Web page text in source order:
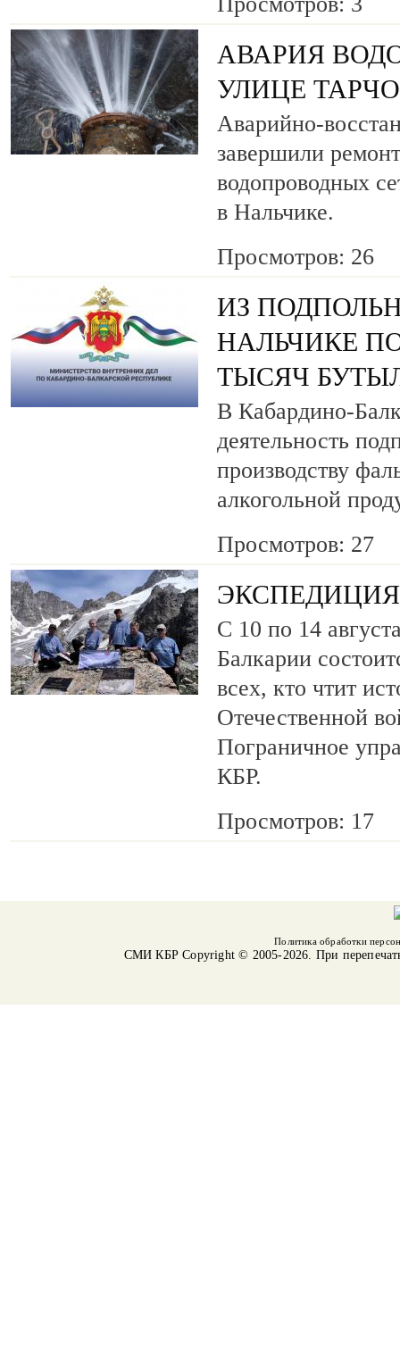
АВАРИЯ
УЛИЦЕ
Аварийно-
завершили
водопроводных
в Нальчике.
Просмотров: 26
ИЗ
НАЛЬЧИКЕ
ТЫСЯЧ
В Кабардино-
деятельность
производству
алкогольной
Просмотров: 27
С 10 по 14
Балкарии
всех, кто чтит
Отечественной
Пограничное
КБР.
Просмотров: 17
Политика обработки
СМИ КБРCopyright © 2005-2026. При